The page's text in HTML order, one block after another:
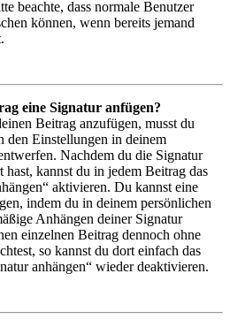
beachte, dass normale Benutzer
können, wenn bereits jemand
eine Signatur anfügen?
Beitrag anzufügen, musst du
den Einstellungen in deinem
Nachdem du die Signatur
hast, kannst du in jedem Beitrag das
aktivieren. Du kannst eine
indem du in deinem persönlichen
Anhängen deiner Signatur
einzelnen Beitrag dennoch ohne
so kannst du dort einfach das
anhängen“ wieder deaktivieren.